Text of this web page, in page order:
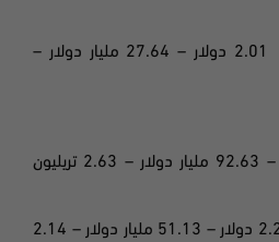
دولار
– 27.64 مليار دولار –
دولار – 92.63 مليار دولار – 2.63 تريليون
دولار – 51.13 مليار دولار – 2.14